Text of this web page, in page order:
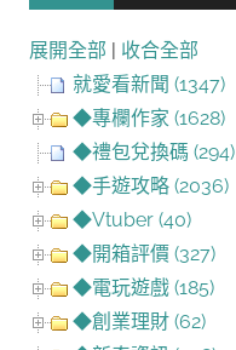
展開全部 | 收合全部
就愛看新聞 (1347)
◆專欄作家 (1628)
◆禮包兌換碼 (294)
◆手遊攻略 (2036)
◆Vtuber (40)
◆開箱評價 (327)
◆電玩遊戲 (185)
◆創業理財 (62)